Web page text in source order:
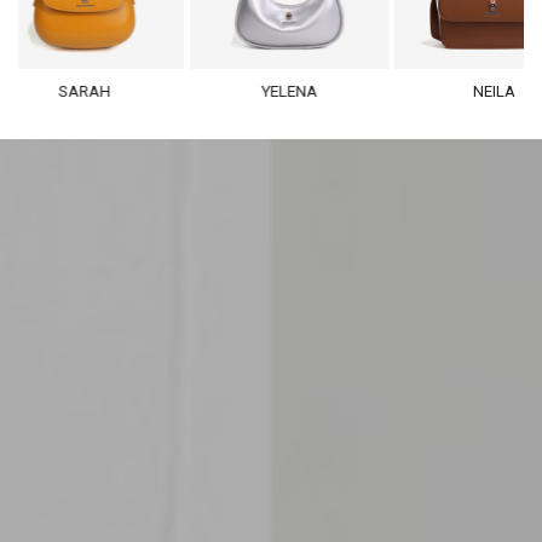
SARAH YELENA NEILA